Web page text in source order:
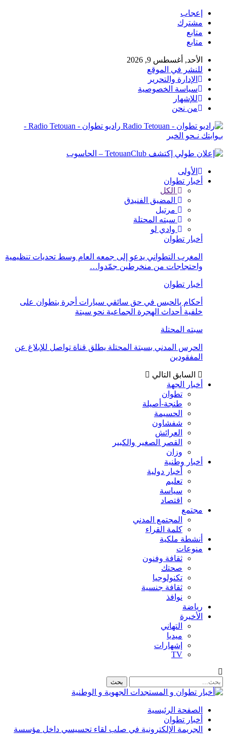
إعجاب
مشترك
متابع
متابع
الأحد, أغسطس 9, 2026
للنشر في الموقع
الإدارة والتحرير
سياسة الخصوصية
للإشهار
من نحن
راديو تطوان - Radio Tetouan -
بـوابتك نـحو الخبر
الأولى
أخبار تطوان
الكل
المضيق الفنيدق
مرتيل
سبته المحتلة
وادي لو
أخبار تطوان
المغرب التطواني يدعو إلى جمعه العام وسط تحديات تنظيمية
واحتجاجات من منخرطين جمّدوا…
أخبار تطوان
أحكام بالحبس في حق سائقي سيارات أجرة بتطوان على
خلفية أحداث الهجرة الجماعية نحو سبتة
سبته المحتلة
الحرس المدني بسبتة المحتلة يطلق قناة تواصل للإبلاغ عن
المفقودين
السابق التالي
أخبار الجهة
تطوان
طنجة-أصيلة
الحسيمة
شفشاون
العرائش
القصر الصغير والكبير
وزان
أخبار وطنية
أخبار دولية
تعليم
سياسة
اقتصاد
مجتمع
المجتمع المدني
كلمة القراء
أنشطة ملكية
منوعات
ثقافة وفنون
صحتك
تكنولوجيا
ثقافة جنسية
نوافذ
رياضة
الأخيرة
التهاني
ميديا
إشهارات
TV
الصفحة الرئيسية
أخبار تطوان
الجريمة الإلكترونية في صلب لقاء تحسيسي داخل مؤسسة